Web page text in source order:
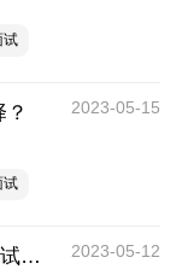
试
2023-05-15
试
南京航空航天大学2024年MEM提前面试信息 2023-05-12